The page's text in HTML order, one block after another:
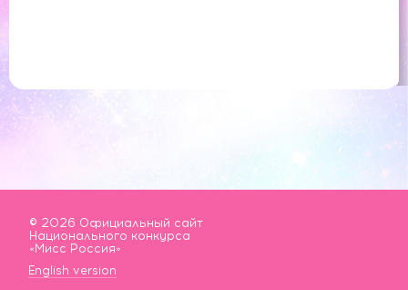
© 2026 Официальный сайт
Национального конкурса
«Мисс Россия»
English version